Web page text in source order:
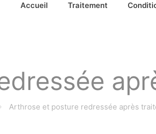
Accueil Traitement
Arthrose et posture redressée après